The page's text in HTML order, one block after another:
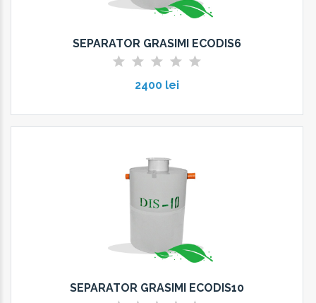
SEPARATOR GRASIMI ECODIS6
2400 lei
SEPARATOR GRASIMI ECODIS10